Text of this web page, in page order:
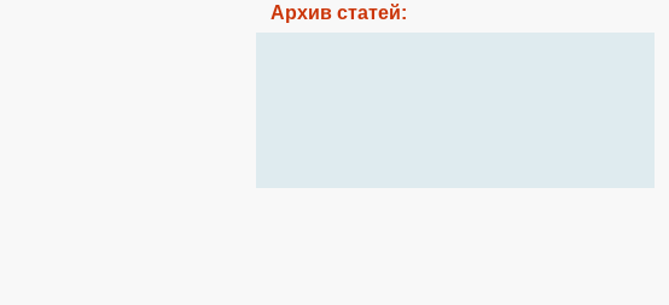
Архив статей: